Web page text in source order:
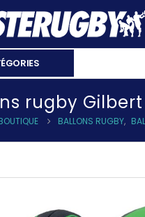
rugby Gilbert
BALLONS RUGBY,